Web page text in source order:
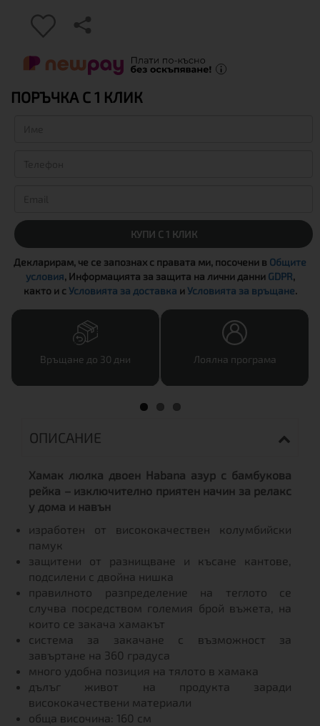
ПОРЪЧКА С 1 КЛИК
КУПИ С 1 КЛИК
Декларирам, че се запознах с правата ми, посочени в Общите
условия, Информацията за защита на лични данни GDPR,
както и сУсловията за доставка иУсловията за връщане.
Връщане до 30 дни Лоялна програма
ОПИСАНИЕ
Хамак люлка двоен Habana азур с бамбукова
рейка – изключително приятен начин за релакс
у дома и навън
изработен от висококачествен колумбийски
памук
защитени от разнищване и късане кантове,
подсилени с двойна нишка
правилното разпределение на теглото се
случва посредством големия брой въжета, на
които се закача хамакът
система за закачане с възможност за
завъртане на 360 градуса
много удобна позиция на тялото в хамака
дълъг живот на продукта заради
висококачествени материали
обща височина: 160 см